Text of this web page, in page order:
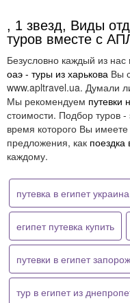
, 1 звезд, Виды
туров вместе с
Безусловно каждый из
оаэ - туры из харькова Вы
www.apltravel.ua. Думали
Мы рекомендуем путевки
стоимости. Подбор туров
время которого Вы
предложения, как поездка
каждому.
путевка в египет украина
египет путевка купить
путевки в египет
тур в египет из